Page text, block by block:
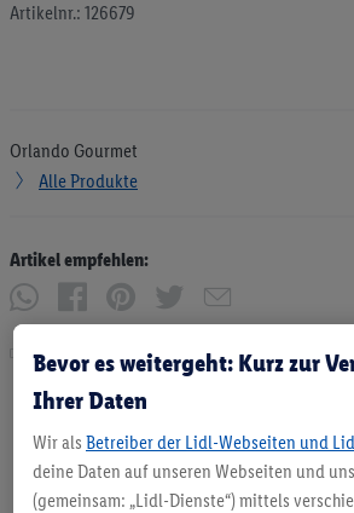
Artikelnr.: 126679
Orlando Gourmet
Alle Produkte
Artikel empfehlen:
Drucken
Bevor es weitergeht: Kurz zur
Ihrer Daten
Wir als Betreiber der Lidl-Webseiten und
deine Daten auf unseren Webseiten und
(gemeinsam: „Lidl-Dienste“) mittels